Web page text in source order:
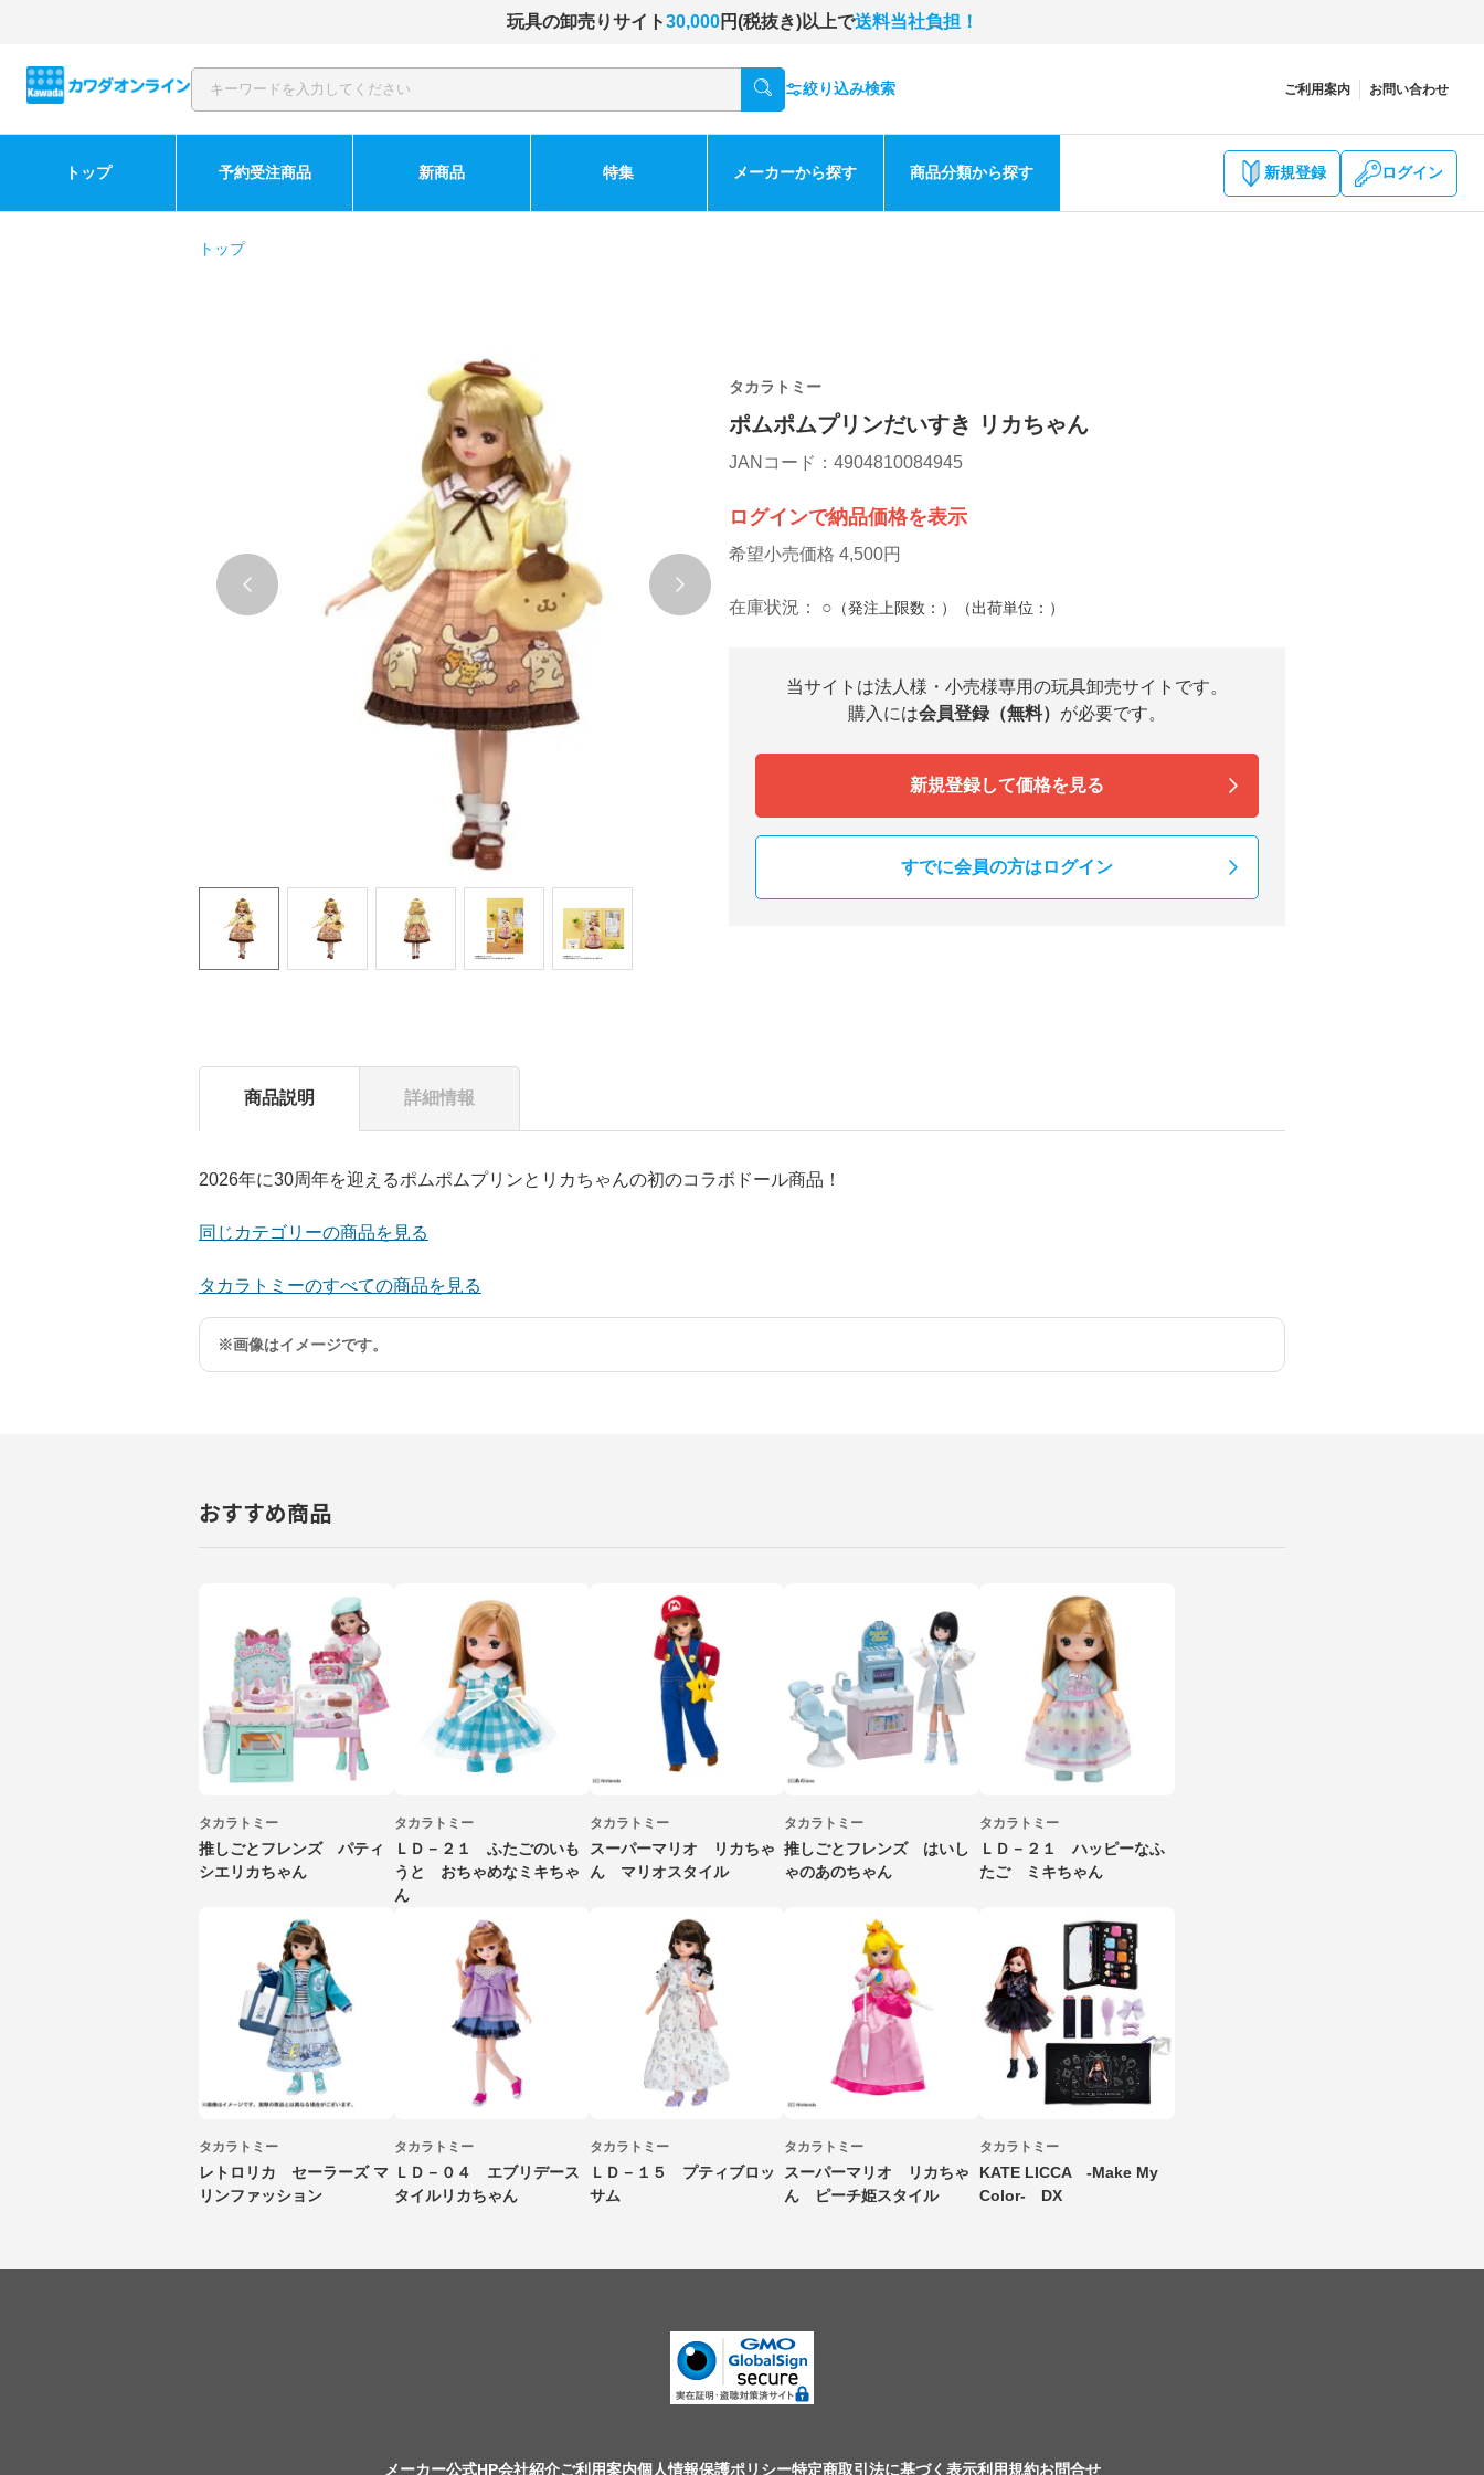
玩具の卸売りサイト30,000円(税抜き)以上で送料当社負担！
絞り込み検索 ご利用案内 お問い合わせ
トップ 予約受注商品 新商品 特集 メーカーから探す 商品分類から探す 新規登録 ログイン
トップ
タカラトミー
ポムポムプリンだいすき リカちゃん
JANコード：4904810084945
ログインで納品価格を表示
希望小売価格 4,500円
在庫状況： ○ （発注上限数：）（出荷単位：）
当サイトは法人様・小売様専用の玩具卸売サイトです。
購入には会員登録（無料） が必要です。
新規登録して価格を見る
すでに会員の方はログイン
商品説明 詳細情報
2026年に30周年を迎えるポムポムプリンとリカちゃんの初のコラボドール商品！
同じカテゴリーの商品を見る
タカラトミーのすべての商品を見る
※画像はイメージです。
おすすめ商品
タカラトミー
推しごとフレンズ パティ
シエリカちゃん
タカラトミー
ＬＤ－２１ ふたごのいも
うと おちゃめなミキちゃ
ん
タカラトミー
スーパーマリオ リカちゃ
ん マリオスタイル
タカラトミー
推しごとフレンズ はいし
ゃのあのちゃん
タカラトミー
ＬＤ－２１ ハッピーなふ
たご ミキちゃん
タカラトミー
レトロリカ セーラーズ マ
リンファッション
タカラトミー
ＬＤ－０４ エブリデース
タイルリカちゃん
タカラトミー
ＬＤ－１５ プティブロッ
サム
タカラトミー
スーパーマリオ リカちゃ
ん ピーチ姫スタイル
タカラトミー
KATE LICCA -Make My
Color- DX
メーカー公式HP会社紹介ご利用案内個人情報保護ポリシー特定商取引法に基づく表示利用規約お問合せ